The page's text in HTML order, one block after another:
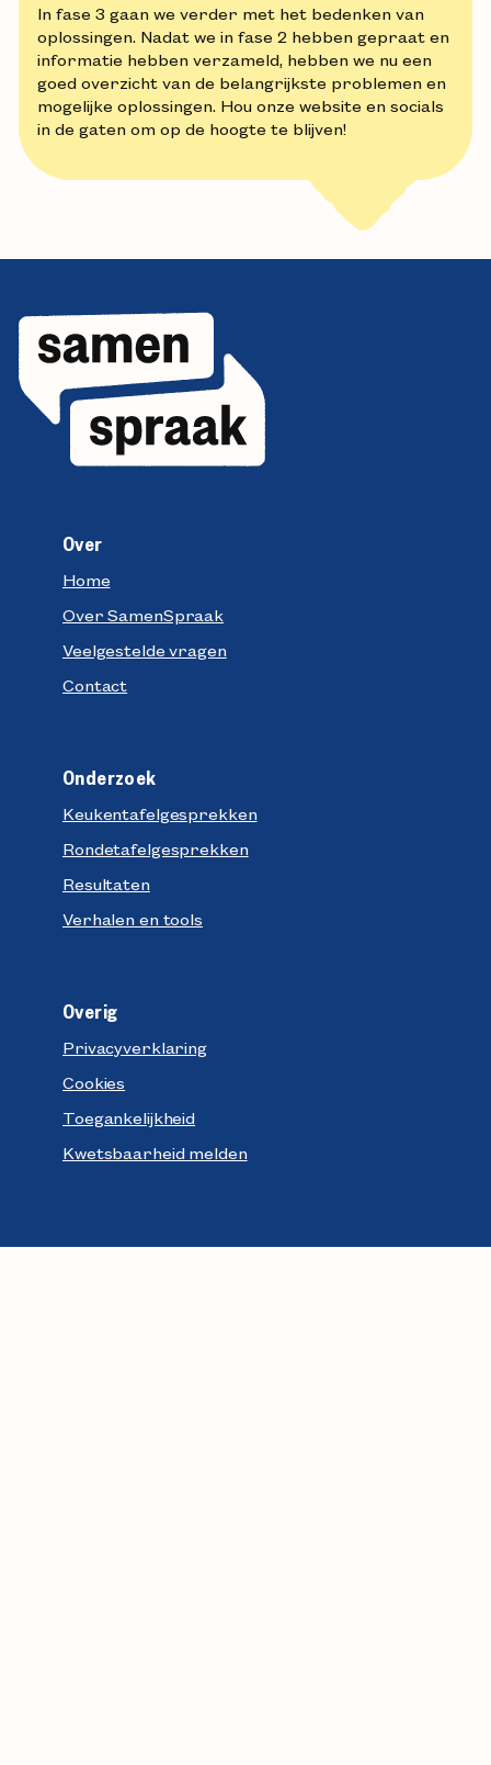
In fase 3 gaan we verder met het bedenken van
oplossingen. Nadat we in fase 2 hebben gepraat en
informatie hebben verzameld, hebben we nu een
goed overzicht van de belangrijkste problemen en
mogelijke oplossingen. Hou onze website en socials
in de gaten om op de hoogte te blijven!
Over
Home
Over SamenSpraak
Veelgestelde vragen
Contact
Onderzoek
Keukentafelgesprekken
Rondetafelgesprekken
Resultaten
Verhalen en tools
Overig
Privacyverklaring
Cookies
Toegankelijkheid
Kwetsbaarheid melden